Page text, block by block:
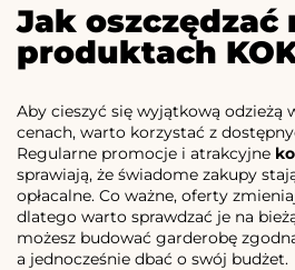
Jak oszczędzać
produktach
Aby cieszyć się wyjątkową odzieżą
cenach, warto korzystać z
Regularne promocje i atrakcyjne
sprawiają, że świadome zakupy
opłacalne. Co ważne, oferty
dlatego warto sprawdzać je na
możesz budować garderobę
a jednocześnie dbać o swój budżet.